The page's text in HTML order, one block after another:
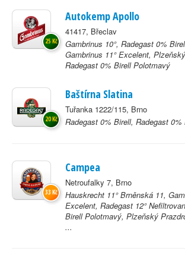
Autokemp Apollo
41417, Břeclav
Gambrinus 10°, Radegast 0%
Gambrinus 11° Excelent,
Radegast 0% Birell Polotmavý
25 Kč
Baštírna Slatina
Tuřanka 1222/115, Brno
Radegast 0% Birell, Radegast
20 Kč
Campea
Netroufalky 7, Brno
Hauskrecht 11° Brněnská 11,
Excelent, Radegast 12°
Birell Polotmavý, Plzeňský
...
33 Kč